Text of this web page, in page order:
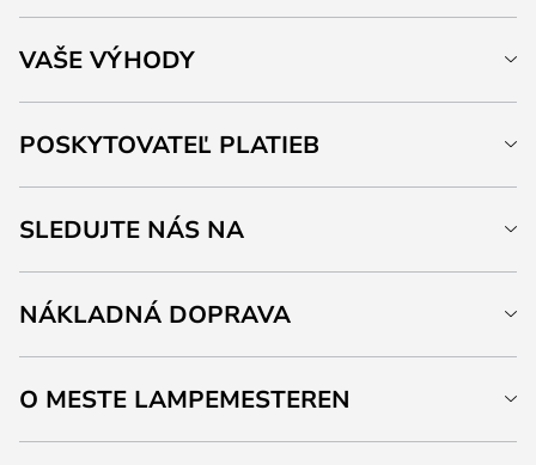
VAŠE VÝHODY
POSKYTOVATEĽ PLATIEB
SLEDUJTE NÁS NA
NÁKLADNÁ DOPRAVA
O MESTE LAMPEMESTEREN